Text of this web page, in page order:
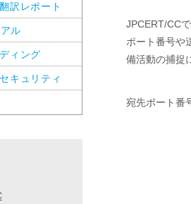
JPCERT/CC
ポート番号や
備活動の捕捉
宛先ポート番
訳レポート
ル
ィング
キュリティ